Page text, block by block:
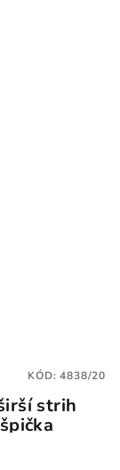
strih
KÓD:4838/20